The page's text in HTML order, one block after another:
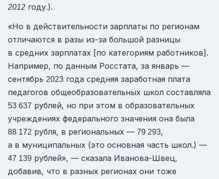
2012 году.).
«Но в действительности зарплаты по регионам
отличаются в разы из-за большой разницы
в средних зарплатах [по категориям работников].
Например, по данным Росстата, за январь —
сентябрь 2023 года средняя заработная плата
педагогов общеобразовательных школ составляла
53 637 рублей, но при этом в образовательных
учреждениях федерального значения она была
88 172 рубля, в региональных — 79 293,
а в муниципальных (это основная часть школ.) —
47 139 рублей», — сказала Иванова-Швец,
добавив, что в разных регионах они тоже